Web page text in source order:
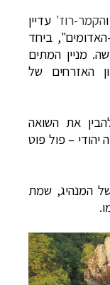
והקמר-רוז' עדיין
האדומים", ביחד
מניין המתים
האזרחים של
את השואה
יהודי – פול פוט
של המנהיג, שמת